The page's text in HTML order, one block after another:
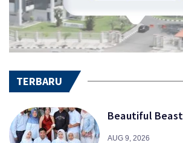
TERBARU
Beautiful Beast
AUG 9, 2026